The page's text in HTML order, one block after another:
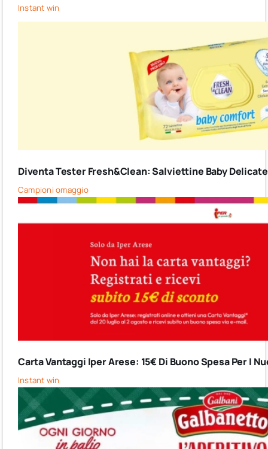
Instant win
Diventa Tester Fresh&Clean: Salviettine Baby
Campioni omaggio
Carta Vantaggi Iper Arese: 15€ Di Buono Spesa Per I
Instant win